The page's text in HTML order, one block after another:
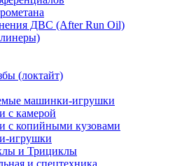
ДВС (After Run Oil)
(локтайт)
машинки-игрушки
с камерой
с копийными кузовами
игрушки
и Трициклы
и спецтехника